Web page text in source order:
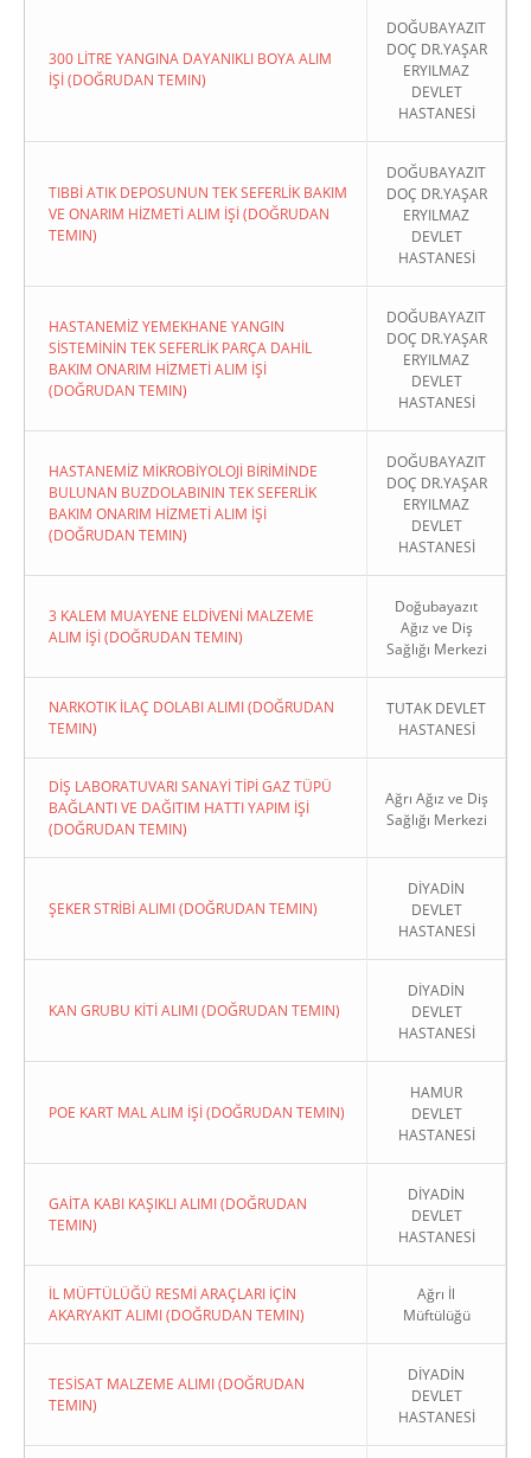
300 LİTRE YANGINA DAYANIKLI BOYA ALIM
İŞİ (DOĞRUDAN TEMIN)
DOĞUBAYAZIT
DOÇ DR.YAŞAR
ERYILMAZ
DEVLET
HASTANESİ
TIBBİ ATIK DEPOSUNUN TEK SEFERLİK BAKIM
VE ONARIM HİZMETİ ALIM İŞİ (DOĞRUDAN
TEMIN)
DOĞUBAYAZIT
DOÇ DR.YAŞAR
ERYILMAZ
DEVLET
HASTANESİ
HASTANEMİZ YEMEKHANE YANGIN
SİSTEMİNİN TEK SEFERLİK PARÇA DAHİL
BAKIM ONARIM HİZMETİ ALIM İŞİ
(DOĞRUDAN TEMIN)
DOĞUBAYAZIT
DOÇ DR.YAŞAR
ERYILMAZ
DEVLET
HASTANESİ
HASTANEMİZ MİKROBİYOLOJİ BİRİMİNDE
BULUNAN BUZDOLABININ TEK SEFERLİK
BAKIM ONARIM HİZMETİ ALIM İŞİ
(DOĞRUDAN TEMIN)
DOĞUBAYAZIT
DOÇ DR.YAŞAR
ERYILMAZ
DEVLET
HASTANESİ
3 KALEM MUAYENE ELDİVENİ MALZEME
ALIM İŞİ (DOĞRUDAN TEMIN)
Doğubayazıt
Ağız ve Diş
Sağlığı Merkezi
NARKOTIK İLAÇ DOLABI ALIMI (DOĞRUDAN
TEMIN)
TUTAK DEVLET
HASTANESİ
DİŞ LABORATUVARI SANAYİ TİPİ GAZ TÜPÜ
BAĞLANTI VE DAĞITIM HATTI YAPIM İŞİ
(DOĞRUDAN TEMIN)
Ağrı Ağız ve Diş
Sağlığı Merkezi
ŞEKER STRİBİ ALIMI (DOĞRUDAN TEMIN)
DİYADİN
DEVLET
HASTANESİ
KAN GRUBU KİTİ ALIMI (DOĞRUDAN TEMIN)
DİYADİN
DEVLET
HASTANESİ
POE KART MAL ALIM İŞİ (DOĞRUDAN TEMIN)
HAMUR
DEVLET
HASTANESİ
GAİTA KABI KAŞIKLI ALIMI (DOĞRUDAN
TEMIN)
DİYADİN
DEVLET
HASTANESİ
İL MÜFTÜLÜĞÜ RESMİ ARAÇLARI İÇİN
AKARYAKIT ALIMI (DOĞRUDAN TEMIN)
Ağrı İl
Müftülüğü
TESİSAT MALZEME ALIMI (DOĞRUDAN
TEMIN)
DİYADİN
DEVLET
HASTANESİ